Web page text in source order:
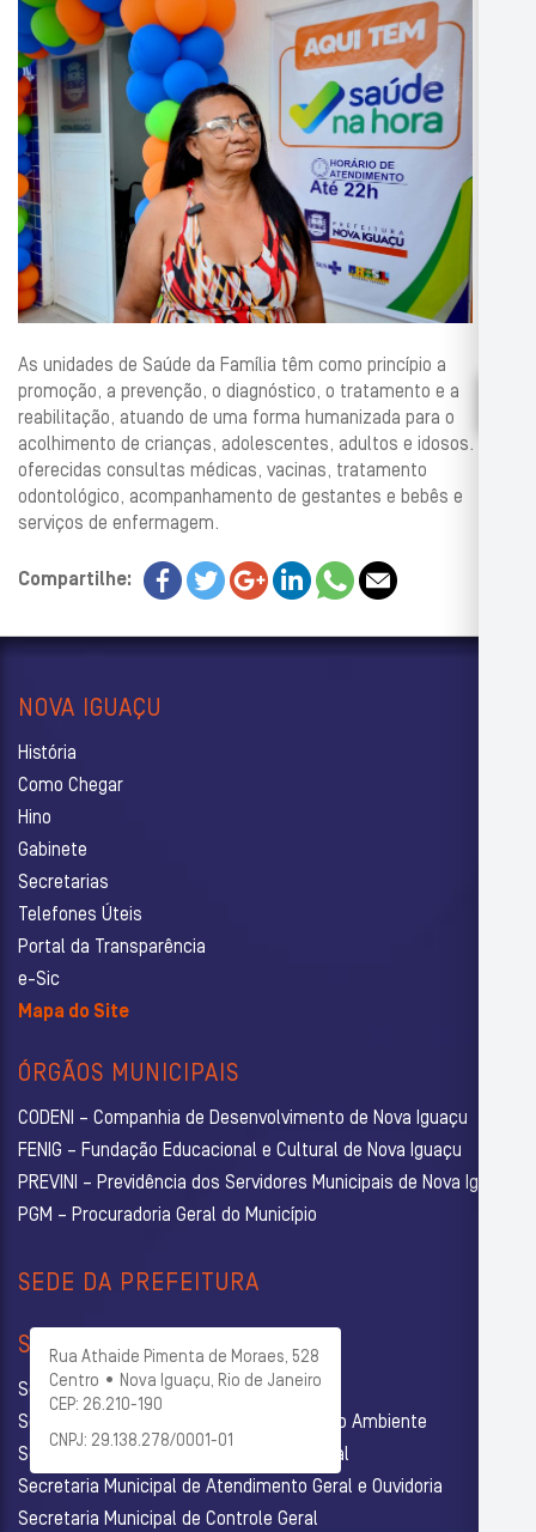
As unidades de Saúde da Família têm como princípio a
promoção, a prevenção, o diagnóstico, o tratamento e a
reabilitação, atuando de uma forma humanizada para o
acolhimento de crianças, adolescentes, adultos e idosos. São
oferecidas consultas médicas, vacinas, tratamento
odontológico, acompanhamento de gestantes e bebês e
serviços de enfermagem.
Compartilhe:
NOVA IGUAÇU
História
Como Chegar
Hino
Gabinete
Secretarias
Telefones Úteis
Portal da Transparência
e-Sic
Mapa do Site
ÓRGÃOS MUNICIPAIS
CODENI – Companhia de Desenvolvimento de Nova Iguaçu
FENIG – Fundação Educacional e Cultural de Nova Iguaçu
PREVINI – Previdência dos Servidores Municipais de Nova Iguaçu
PGM – Procuradoria Geral do Município
SEDE DA PREFEITURA
Rua Athaide Pimenta de Moraes, 528
Centro • Nova Iguaçu, Rio de Janeiro
CEP: 26.210-190
CNPJ: 29.138.278/0001-01
SECRETARIAS
Secretaria Municipal de Administração
Secretaria Municipal de Agricultura e Meio Ambiente
Secretaria Municipal de Assistência Social
Secretaria Municipal de Atendimento Geral e Ouvidoria
Secretaria Municipal de Controle Geral